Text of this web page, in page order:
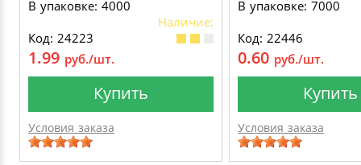
В упаковке: 4000
Наличие:
Код: 24223
1.99 руб./шт.
Купить
Условия заказа
В упаковке: 7000
Код: 22446
0.60 руб./шт.
Купить
Условия заказа